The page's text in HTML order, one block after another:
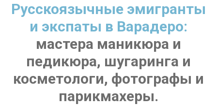
Русскоязычные эмигранты
и экспаты в Варадеро:
мастера маникюра и
педикюра, шугаринга и
косметологи, фотографы и
парикмахеры.